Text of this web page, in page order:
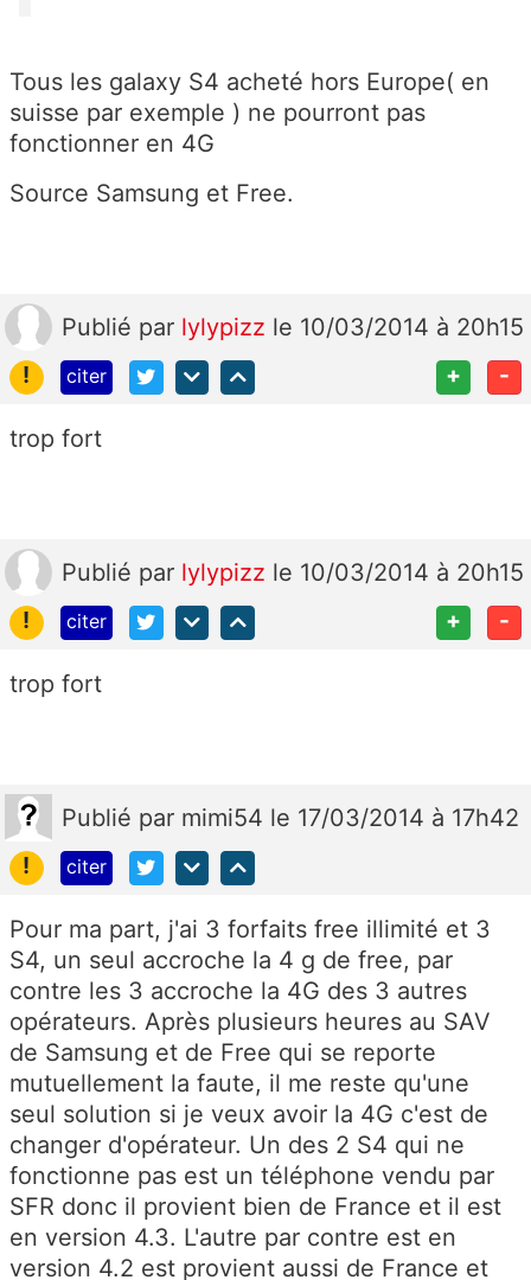
Tous les galaxy S4 acheté hors Europe( en
suisse par exemple ) ne pourront pas
fonctionner en 4G
Source Samsung et Free.
Publié par lylypizz le 10/03/2014 à 20h15
!
citer + -
trop fort
Publié par lylypizz le 10/03/2014 à 20h15
!
citer + -
trop fort
Publié par mimi54 le 17/03/2014 à 17h42
!
citer
Pour ma part, j'ai 3 forfaits free illimité et 3
S4, un seul accroche la 4 g de free, par
contre les 3 accroche la 4G des 3 autres
opérateurs. Après plusieurs heures au SAV
de Samsung et de Free qui se reporte
mutuellement la faute, il me reste qu'une
seul solution si je veux avoir la 4G c'est de
changer d'opérateur. Un des 2 S4 qui ne
fonctionne pas est un téléphone vendu par
SFR donc il provient bien de France et il est
en version 4.3. L'autre par contre est en
version 4.2 est provient aussi de France et